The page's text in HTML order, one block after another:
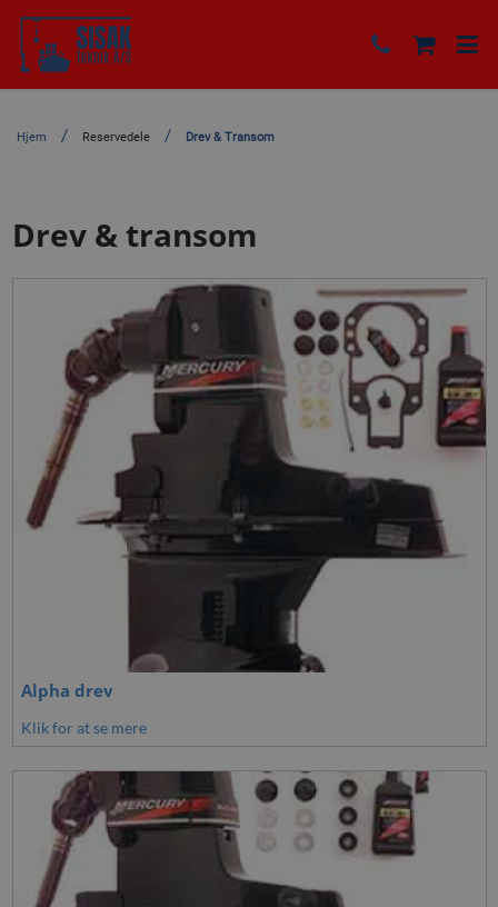
Hjem Reservedele Drev & Transom
Drev & transom
Alpha drev
Klik for at se mere